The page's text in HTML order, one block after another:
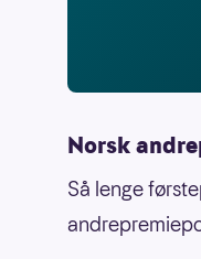
Norsk
Så lenge